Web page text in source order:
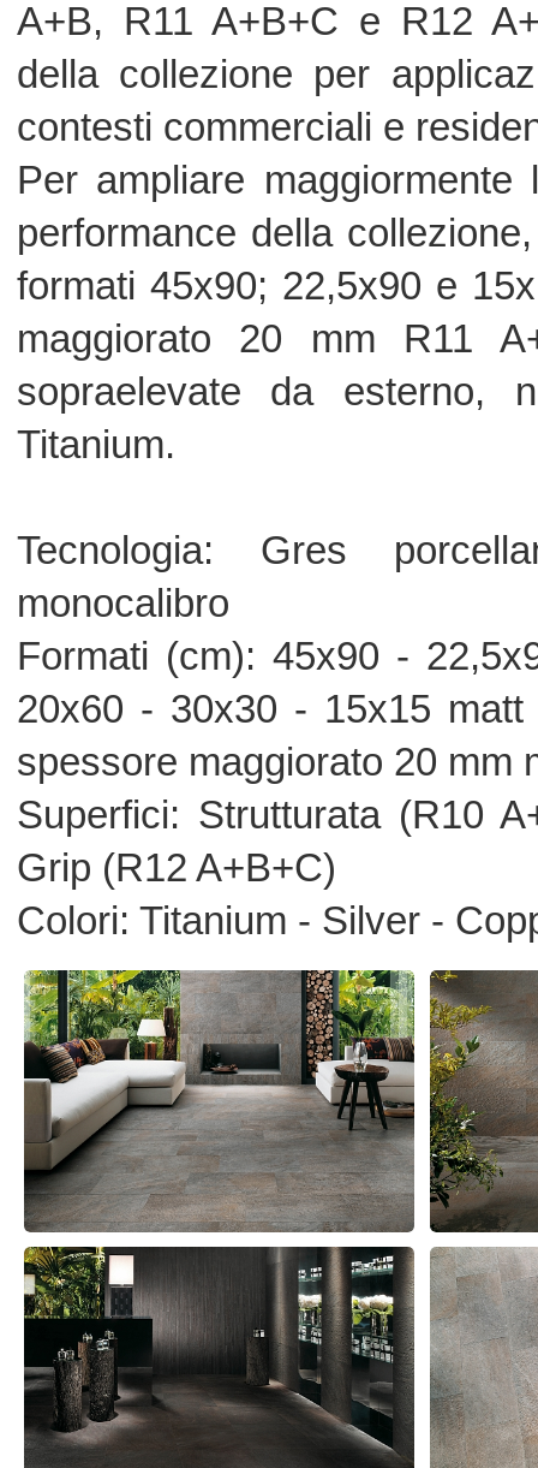
Tecnologia: Gres porcellanato
monocalibro
Formati (cm): 45x90 - 22,5x90 -
20x60 - 30x30 - 15x15 matt -
spessore maggiorato 20 mm matt
Superfici: Strutturata (R10 A+B),
Grip (R12 A+B+C)
Colori: Titanium - Silver - Copper -